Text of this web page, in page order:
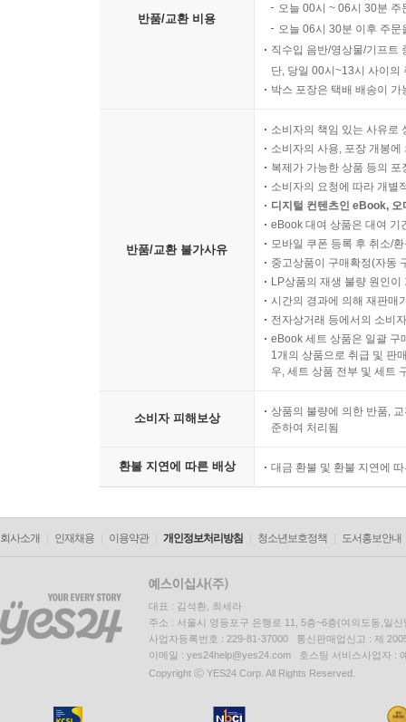
반품/교환 비용
오늘 00시 ~ 06시 30분
오늘 06시 30분 이후 주
직수입 음반/영상물/기프트
단, 당일 00시~13시 사이의
박스 포장은 택배 배송이
반품/교환 불가사유
소비자의 책임 있는 사유로
소비자의 사용, 포장 개봉
복제가 가능한 상품 등의
소비자의 요청에 따라 개별
디지털 컨텐츠인 eBook,
eBook 대여 상품은 대여 기
모바일 쿠폰 등록 후 취소/
중고상품이 구매확정(자동
LP상품의 재생 불량 원인
시간의 경과에 의해 재판매
전자상거래 등에서의 소비
eBook 세트 상품은 일괄 구
1개의 상품으로 취급 및 판
우, 세트 상품 전부 및 세트
소비자 피해보상
상품의 불량에 의한 반품,
준하여 처리됨
환불 지연에 따른 배상 대금 환불 및 환불 지연에
회사소개 인재채용 이용약관 개인정보처리방침 청소년보호정책 도서홍보안내
대표 : 김석환, 최세라
주소 : 서울시 영등포구 은행로 11, 5층~6층(여의도동,일신
사업자등록번호 : 229-81-37000 통신판매업신고 : 제
이메일 : yes24help@yes24.com 호스팅 서비스사업자 :
Copyright ⓒ YES24 Corp. All Rights Reserved.